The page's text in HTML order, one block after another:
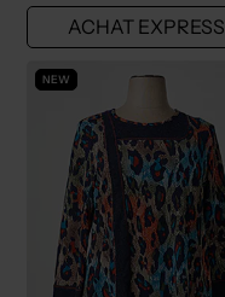
ACHAT EXPRESS
NEW